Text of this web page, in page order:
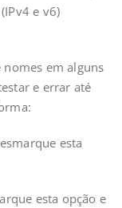
e v6)
em alguns
e errar até
esta
esta opção e